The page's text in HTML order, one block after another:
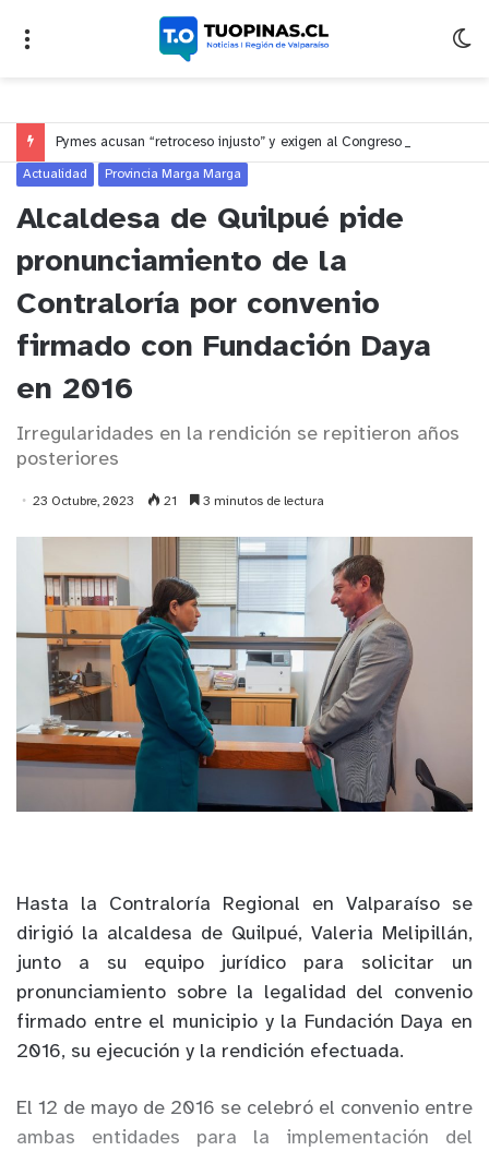
Actualidad Provincia Marga Marga
Alcaldesa de Quilpué pide
pronunciamiento de la
Contraloría por convenio
firmado con Fundación Daya
en 2016
Irregularidades en la rendición se repitieron años
posteriores
23 Octubre, 2023 21 3 minutos de lectura
Hasta la Contraloría Regional en Valparaíso se
dirigió la alcaldesa de Quilpué, Valeria Melipillán,
junto a su equipo jurídico para solicitar un
pronunciamiento sobre la legalidad del convenio
firmado entre el municipio y la Fundación Daya en
2016, su ejecución y la rendición efectuada.
El 12 de mayo de 2016 se celebró el convenio entre
ambas entidades para la implementación del